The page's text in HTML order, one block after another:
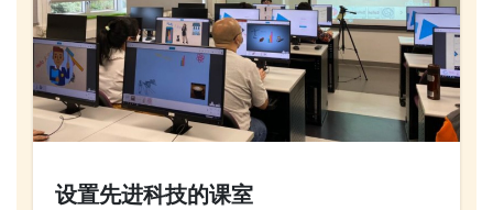
设置先进科技的课室